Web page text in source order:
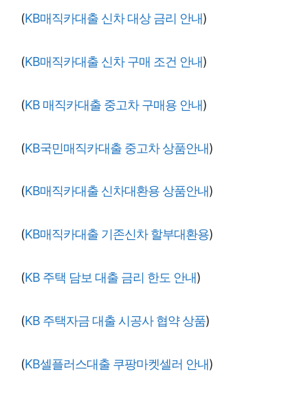
(KB매직카대출 신차 대상 금리 안내)
(KB매직카대출 신차 구매 조건 안내)
(KB 매직카대출 중고차 구매용 안내)
(KB국민매직카대출 중고차 상품안내)
(KB매직카대출 신차대환용 상품안내)
(KB매직카대출 기존신차 할부대환용)
(KB 주택 담보 대출 금리 한도 안내)
(KB 주택자금 대출 시공사 협약 상품)
(KB셀플러스대출 쿠팡마켓셀러 안내)